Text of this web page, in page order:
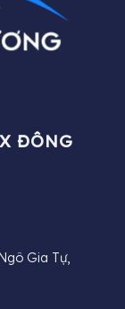
ĐÔNG
Gia Tự,